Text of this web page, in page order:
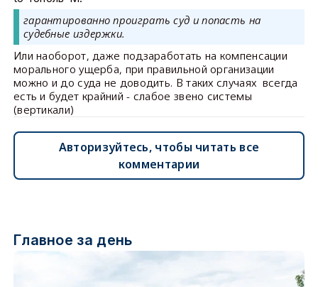
гарантированно проиграть суд и попасть на
судебные издержки.
Или наоборот, даже подзаработать на компенсации
морального ущерба, при правильной организации
можно и до суда не доводить. В таких случаях всегда
есть и будет крайний - слабое звено системы
(вертикали)
Авторизуйтесь, чтобы читать все
комментарии
Главное за день